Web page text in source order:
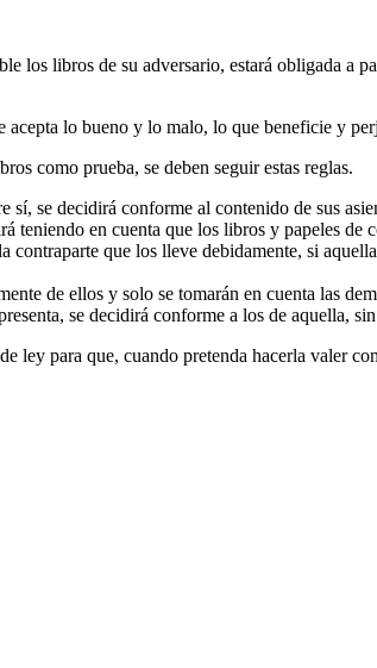
los libros de su adversario, estará obligada a
acepta lo bueno y lo malo, lo que beneficie y
como prueba, se deben seguir estas reglas.
sí, se decidirá conforme al contenido de sus
teniendo en cuenta que los libros y papeles
que los lleve debidamente, si
de ellos y solo se tomarán en cuenta las
se decidirá conforme a los de aquella,
para que, cuando pretenda hacerla valer